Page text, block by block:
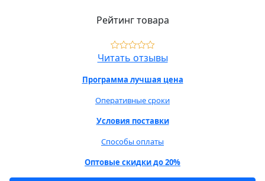
Рейтинг товара
Читать отзывы
Программа лучшая цена
Оперативные сроки
Условия поставки
Способы оплаты
Оптовые скидки до 20%